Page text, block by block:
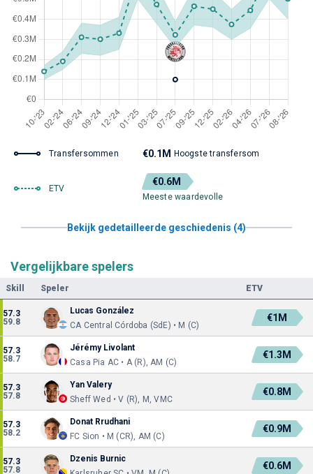
Transfersommen €0.1M Hoogste transfersom
ETV
€0.6M
Meeste waardevolle
Bekijk gedetailleerde geschiedenis (4)
Vergelijkbare spelers
Skill Speler ETV
57.3
59.8
Lucas González
CA Central Córdoba (SdE) • M (C)
€1M
57.3
58.7
Jérémy Livolant
Casa Pia AC • A (R), AM (C)
€1.3M
57.3
57.8
Yan Valery
Sheff Wed • V (R), M, VMC
€0.8M
57.3
58.2
Donat Rrudhani
FC Sion • M (CR), AM (C)
€0.9M
57.3
57.8
Dzenis Burnic
€0.6M